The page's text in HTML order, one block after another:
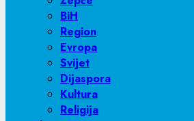
BiH
Region
Evropa
Svijet
Dijaspora
Kultura
Religija